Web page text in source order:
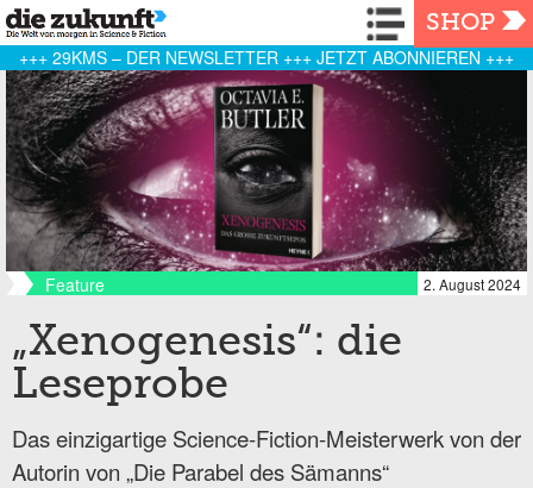
Navigation
SHOP
+++ 29KMS – DER NEWSLETTER +++ JETZT ABONNIEREN +++
Feature 2. August 2024
„Xenogenesis“: die
Leseprobe
Das einzigartige Science-Fiction-Meisterwerk von der
Autorin von „Die Parabel des Sämanns“